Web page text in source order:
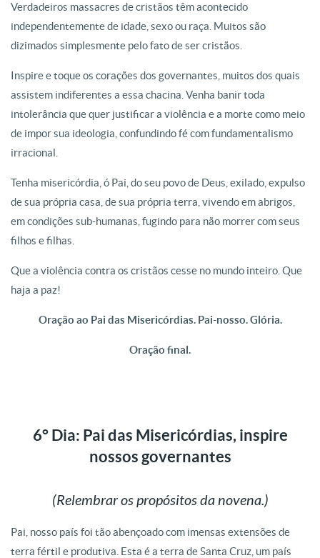
Verdadeiros massacres de cristãos têm acontecido
independentemente de idade, sexo ou raça. Muitos são
dizimados simplesmente pelo fato de ser cristãos.
Inspire e toque os corações dos governantes, muitos dos quais
assistem indiferentes a essa chacina. Venha banir toda
intolerância que quer justificar a violência e a morte como meio
de impor sua ideologia, confundindo fé com fundamentalismo
irracional.
Tenha misericórdia, ó Pai, do seu povo de Deus, exilado, expulso
de sua própria casa, de sua própria terra, vivendo em abrigos,
em condições sub-humanas, fugindo para não morrer com seus
filhos e filhas.
Que a violência contra os cristãos cesse no mundo inteiro. Que
haja a paz!
Oração ao Pai das Misericórdias. Pai-nosso. Glória.
Oração final.
6° Dia: Pai das Misericórdias, inspire
nossos governantes
(Relembrar os propósitos da novena.)
Pai, nosso país foi tão abençoado com imensas extensões de
terra fértil e produtiva. Esta é a terra de Santa Cruz, um país